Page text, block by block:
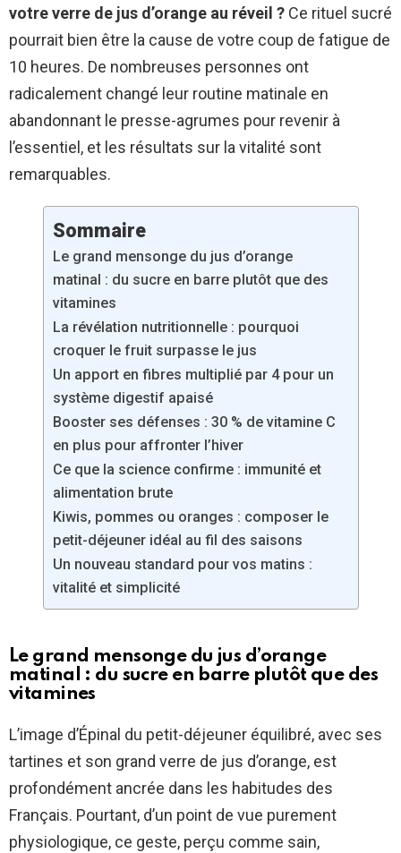
votre verre de jus d’orange au réveil ? Ce rituel sucré
pourrait bien être la cause de votre coup de fatigue de
10 heures. De nombreuses personnes ont
radicalement changé leur routine matinale en
abandonnant le presse-agrumes pour revenir à
l’essentiel, et les résultats sur la vitalité sont
remarquables.
Sommaire
Le grand mensonge du jus d’orange
matinal : du sucre en barre plutôt que des
vitamines
La révélation nutritionnelle : pourquoi
croquer le fruit surpasse le jus
Un apport en fibres multiplié par 4 pour un
système digestif apaisé
Booster ses défenses : 30 % de vitamine C
en plus pour affronter l’hiver
Ce que la science confirme : immunité et
alimentation brute
Kiwis, pommes ou oranges : composer le
petit-déjeuner idéal au fil des saisons
Un nouveau standard pour vos matins :
vitalité et simplicité
Le grand mensonge du jus d’orange
matinal : du sucre en barre plutôt que des
vitamines
L’image d’Épinal du petit-déjeuner équilibré, avec ses
tartines et son grand verre de jus d’orange, est
profondément ancrée dans les habitudes des
Français. Pourtant, d’un point de vue purement
physiologique, ce geste, perçu comme sain,